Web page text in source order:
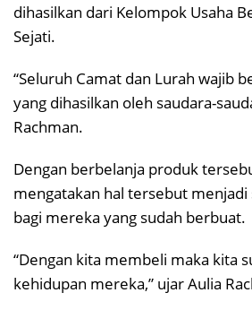
dihasilkan dari Kelompok Usaha
Sejati.
“Seluruh Camat dan Lurah wajib
yang dihasilkan oleh saudara-
Rachman.
Dengan berbelanja produk
mengatakan hal tersebut menjadi
bagi mereka yang sudah berbuat.
“Dengan kita membeli maka kita
kehidupan mereka,” ujar Aulia